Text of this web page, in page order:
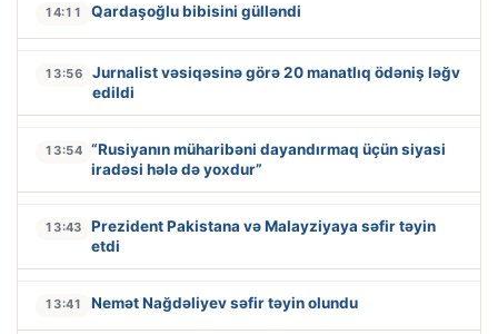
14:11 Qardaşoğlu bibisini gülləndi
13:56
Jurnalist vəsiqəsinə görə 20 manatlıq ödəniş ləğv
edildi
13:54 “Rusiyanın müharibəni dayandırmaq üçün siyasi
iradəsi hələ də yoxdur”
13:43
Prezident Pakistana və Malayziyaya səfir təyin
etdi
13:41 Nemət Nağdəliyev səfir təyin olundu